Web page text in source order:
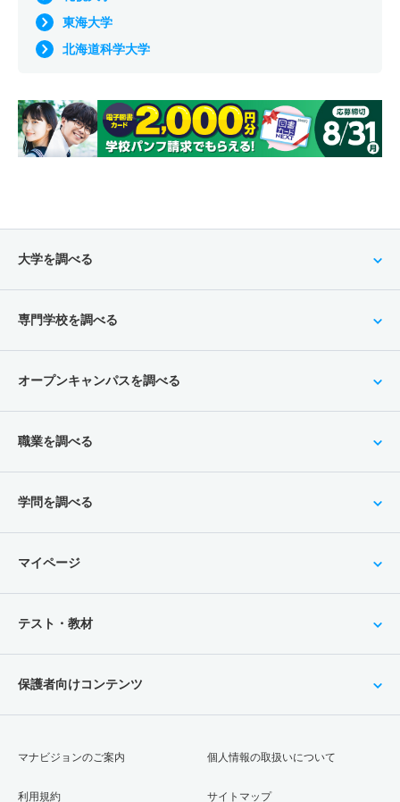
東海大学
北海道科学大学
大学を調べる
専門学校を調べる
オープンキャンパスを調べる
職業を調べる
学問を調べる
マイページ
テスト・教材
保護者向けコンテンツ
マナビジョンのご案内
利用規約
個人情報の取扱いについて
サイトマップ